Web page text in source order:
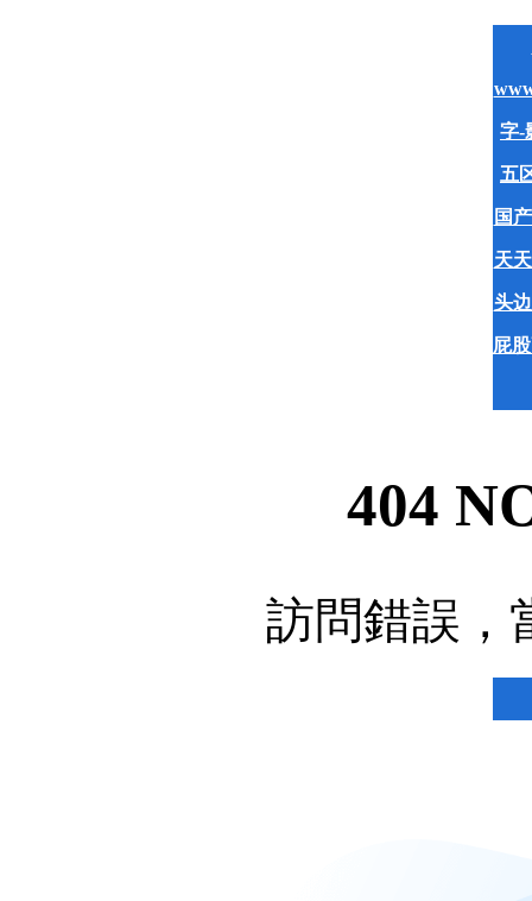
字-
五
国
天
头
屁
404
訪問錯誤，